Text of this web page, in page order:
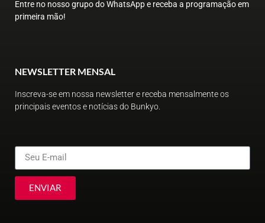
Entre no nosso grupo do WhatsApp e receba a programação em
primeira mão!
NEWSLETTER MENSAL
Inscreva-se em nossa newsletter e receba mensalmente os
principais eventos e notícias do Bunkyo.
ENVIAR